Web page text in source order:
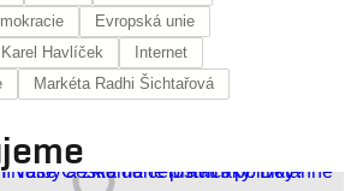
Evropská unie
Karel Havlíček
Internet
Markéta Radhi Šichtařová